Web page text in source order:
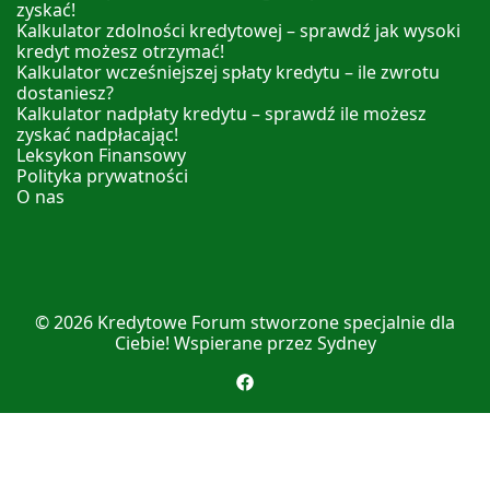
zyskać!
Kalkulator zdolności kredytowej – sprawdź jak wysoki
kredyt możesz otrzymać!
Kalkulator wcześniejszej spłaty kredytu – ile zwrotu
dostaniesz?
Kalkulator nadpłaty kredytu – sprawdź ile możesz
zyskać nadpłacając!
Leksykon Finansowy
Polityka prywatności
O nas
© 2026 Kredytowe Forum stworzone specjalnie dla
Ciebie! Wspierane przez Sydney